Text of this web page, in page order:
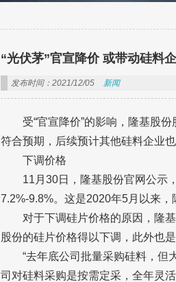
“光伏茅”官宣降价 或带动硅料
发布时间：2021/12/05 新闻
受“官宣降价”的影响，隆基股
符合预期，后续预计其他硅料企业
下调价格
11月30日，隆基股份官网公示
7.2%-9.8%。这是2020年5月以来，
对于下调硅片价格的原因，隆
股份的硅片价格得以下调，此外也
“去年底公司批量采购硅料，但
司对硅料采购是按需定采，全年灵